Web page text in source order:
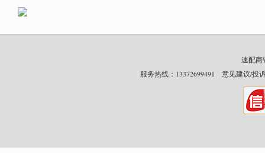
速配商
服务热线：13372699491 意见建议/投